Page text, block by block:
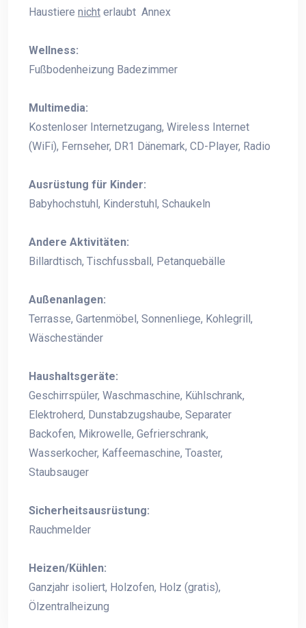
Haustiere nicht erlaubt Annex
Wellness:
Fußbodenheizung Badezimmer
Multimedia:
Kostenloser Internetzugang, Wireless Internet
(WiFi), Fernseher, DR1 Dänemark, CD-Player, Radio
Ausrüstung für Kinder:
Babyhochstuhl, Kinderstuhl, Schaukeln
Andere Aktivitäten:
Billardtisch, Tischfussball, Petanquebälle
Außenanlagen:
Terrasse, Gartenmöbel, Sonnenliege, Kohlegrill,
Wäscheständer
Haushaltsgeräte:
Geschirrspüler, Waschmaschine, Kühlschrank,
Elektroherd, Dunstabzugshaube, Separater
Backofen, Mikrowelle, Gefrierschrank,
Wasserkocher, Kaffeemaschine, Toaster,
Staubsauger
Sicherheitsausrüstung:
Rauchmelder
Heizen/Kühlen:
Ganzjahr isoliert, Holzofen, Holz (gratis),
Ölzentralheizung